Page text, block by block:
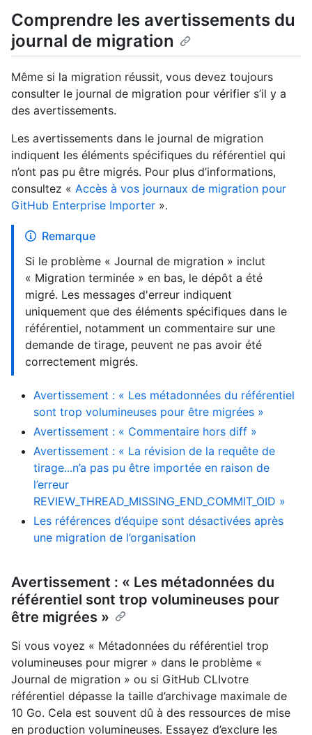
Comprendre les avertissements du
journal de migration
Même si la migration réussit, vous devez toujours
consulter le journal de migration pour vérifier s’il y a
des avertissements.
Les avertissements dans le journal de migration
indiquent les éléments spécifiques du référentiel qui
n’ont pas pu être migrés. Pour plus d’informations,
consultez « Accès à vos journaux de migration pour
GitHub Enterprise Importer ».
Remarque
Si le problème « Journal de migration » inclut
« Migration terminée » en bas, le dépôt a été
migré. Les messages d'erreur indiquent
uniquement que des éléments spécifiques dans le
référentiel, notamment un commentaire sur une
demande de tirage, peuvent ne pas avoir été
correctement migrés.
Avertissement : « Les métadonnées du référentiel
sont trop volumineuses pour être migrées »
Avertissement : « Commentaire hors diff »
Avertissement : « La révision de la requête de
tirage...n’a pas pu être importée en raison de
l’erreur
REVIEW_THREAD_MISSING_END_COMMIT_OID »
Les références d’équipe sont désactivées après
une migration de l’organisation
Avertissement : « Les métadonnées du
référentiel sont trop volumineuses pour
être migrées »
Si vous voyez « Métadonnées du référentiel trop
volumineuses pour migrer » dans le problème «
Journal de migration » ou si GitHub CLIvotre
référentiel dépasse la taille d’archivage maximale de
10 Go. Cela est souvent dû à des ressources de mise
en production volumineuses. Essayez d’exclure les